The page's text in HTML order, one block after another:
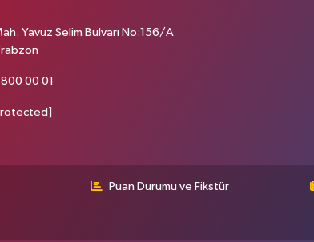
Yavuz Selim Bulvarı No:156/A
00 01
Puan Durumu ve Fikstür